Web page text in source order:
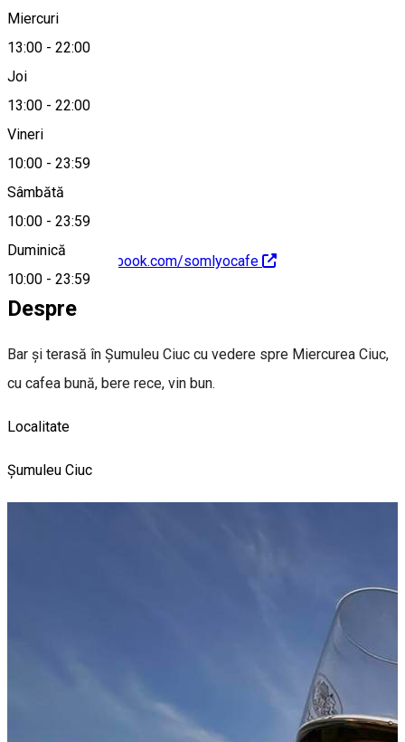
Miercuri
13:00 - 22:00
Joi
13:00 - 22:00
Vineri
10:00 - 23:59
Sâmbătă
10:00 - 23:59
Duminică
10:00 - 23:59
office@somlyo.ro
https://www.facebook.com/somlyocafe
Despre
Bar și terasă în Șumuleu Ciuc cu vedere spre Miercurea Ciuc,
cu cafea bună, bere rece, vin bun.
Localitate
Șumuleu Ciuc